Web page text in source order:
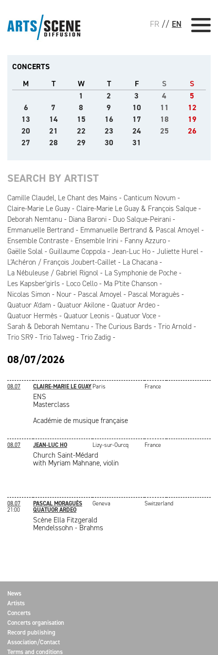
FR // EN
CONCERTS
M
T W T F S
S
1
2 3 4
5
6
7 8 9 10 11
12
13
14 15 16 17 18
19
20
21 22 23 24 25
26
27
28 29 30 31
SEARCH BY ARTIST
Camille Claudel, Le Chant des Mains
Canticum Novum
Claire-Marie Le Guay
Claire-Marie Le Guay & François Salque
Deborah Nemtanu
Diana Baroni
Duo Salque-Peirani
Emmanuelle Bertrand
Emmanuelle Bertrand & Pascal Amoyel
Ensemble Contraste
Ensemble Irini
Fanny Azzuro
Gaëlle Solal
Guillaume Coppola Jean-Luc Ho
Juliette Hurel
L'Achéron / François Joubert-Caillet
La Chacana
La Nébuleuse / Gabriel Rignol
La Symphonie de Poche
Les Kapsber'girls
Loco Cello
Ma P'tite Chanson
Nicolas Simon
Nour Pascal Amoyel
Pascal Moraguès
Quatuor A'dam
Quatuor Akilone
Quatuor Ardeo
Quatuor Hermès
Quatuor Leonis
Quatuor Voce
Sarah & Deborah Nemtanu
The Curious Bards
Trio Arnold
Trio SR9
Trio Talweg Trio Zadig
08/07/2026
08.07 CLAIRE-MARIE LE GUAYParis France
ENS
Masterclass
Académie de musique française
08.07 JEAN-LUC HO Lizy-sur-Ourcq France
Church Saint-Médard
with Myriam Mahnane, violin
08.07
21:00
PASCAL MORAGUÈS
QUATUOR ARDEO
Geneva Switzerland
Scène Ella Fitzgerald
Mendelssohn - Brahms
News
Artists
Concerts
Concerts organisation
Record publishing
Association/Contact
Terms and conditions